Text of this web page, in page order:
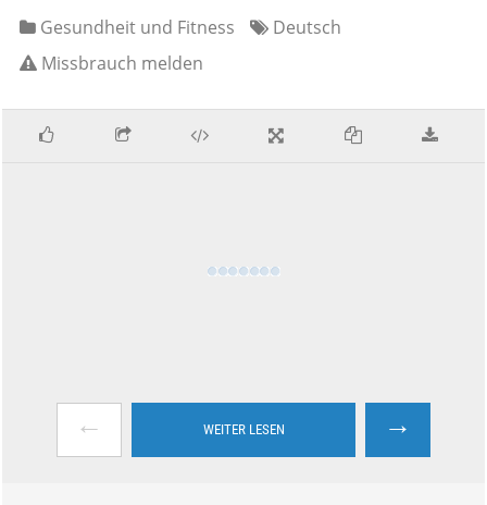
Gesundheit und Fitness
Deutsch
Missbrauch melden
← WEITER LESEN →